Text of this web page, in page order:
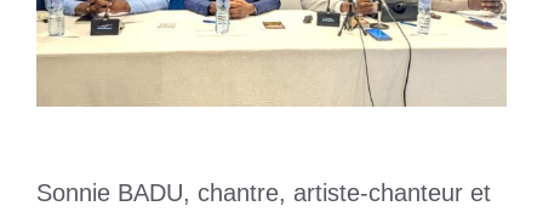
Sonnie BADU, chantre, artiste-chanteur et